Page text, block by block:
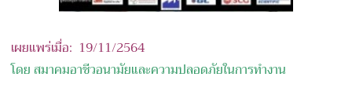
เผยแพร่เมื่อ: 19/11/2564
โดย สมาคมอาชีวอนามัยและความปลอดภัยในการทำงาน